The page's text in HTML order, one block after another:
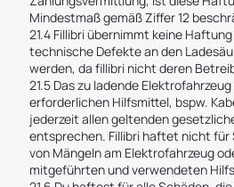
Mindestmaß gemäß Ziffer 12
21.4 Fillibri übernimmt keine
technische Defekte an den
werden, da fillibri nicht deren
21.5 Das zu ladende
erforderlichen Hilfsmittel, bspw.
jederzeit allen geltenden
entsprechen. Fillibri haftet nicht für
von Mängeln am Elektrofahrzeug
mitgeführten und verwendeten